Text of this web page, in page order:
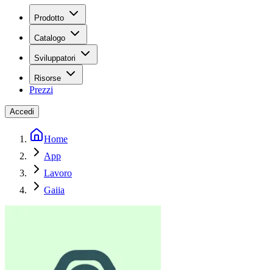
Prodotto
Catalogo
Sviluppatori
Risorse
Prezzi
Accedi
Home
App
Lavoro
Gaiia